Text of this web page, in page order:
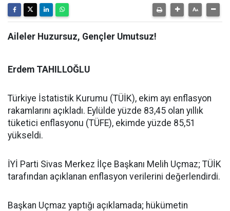
Aileler Huzursuz, Gençler Umutsuz!
Erdem TAHILLOĞLU
Türkiye İstatistik Kurumu (TÜİK), ekim ayı enflasyon
rakamlarını açıkladı. Eylülde yüzde 83,45 olan yıllık
tüketici enflasyonu (TÜFE), ekimde yüzde 85,51
yükseldi.
İYİ Parti Sivas Merkez İlçe Başkanı Melih Uçmaz; TÜİK
tarafından açıklanan enflasyon verilerini değerlendirdi.
Başkan Uçmaz yaptığı açıklamada; hükümetin